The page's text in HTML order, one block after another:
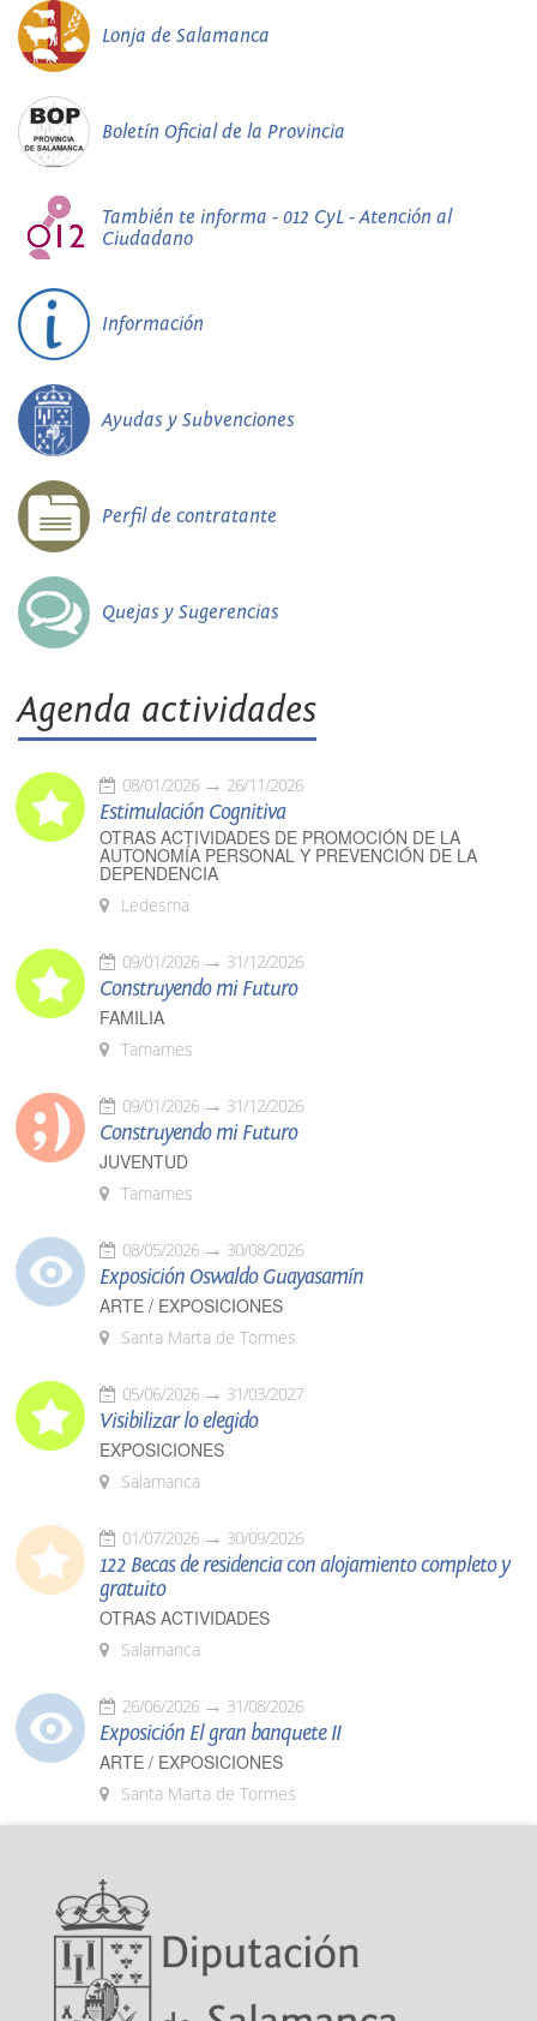
Lonja de Salamanca
Boletín Oficial de la Provincia
También te informa - 012 CyL - Atención al
Ciudadano
Información
Ayudas y Subvenciones
Perfil de contratante
Quejas y Sugerencias
Agenda actividades
08/01/2026 26/11/2026
Estimulación Cognitiva
OTRAS ACTIVIDADES DE PROMOCIÓN DE LA
AUTONOMÍA PERSONAL Y PREVENCIÓN DE LA
DEPENDENCIA
Ledesma
09/01/2026 31/12/2026
Construyendo mi Futuro
FAMILIA
Tamames
09/01/2026 31/12/2026
Construyendo mi Futuro
JUVENTUD
Tamames
08/05/2026 30/08/2026
Exposición Oswaldo Guayasamín
ARTE / EXPOSICIONES
Santa Marta de Tormes
05/06/2026 31/03/2027
Visibilizar lo elegido
EXPOSICIONES
Salamanca
01/07/2026 30/09/2026
122 Becas de residencia con alojamiento completo y
gratuito
OTRAS ACTIVIDADES
Salamanca
26/06/2026 31/08/2026
Exposición El gran banquete II
ARTE / EXPOSICIONES
Santa Marta de Tormes